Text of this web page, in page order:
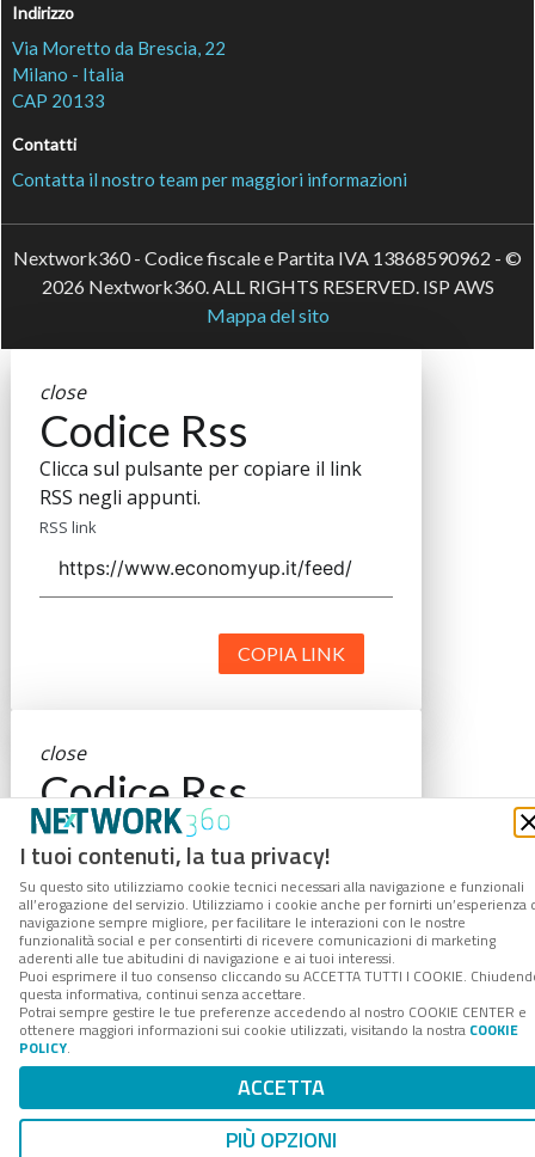
I tuoi contenuti, la tua privacy!
Su questo sito utilizziamo cookie tecnici necessari alla navigazione e funzionali
all’erogazione del servizio. Utilizziamo i cookie anche per fornirti un’esperienza
navigazione sempre migliore, per facilitare le interazioni con le nostre
funzionalità social e per consentirti di ricevere comunicazioni di marketing
aderenti alle tue abitudini di navigazione e ai tuoi interessi.
Puoi esprimere il tuo consenso cliccando su ACCETTA TUTTI I COOKIE.
questa informativa, continui senza accettare.
Potrai sempre gestire le tue preferenze accedendo al nostro COOKIE CENTER e
ottenere maggiori informazioni sui cookie utilizzati, visitando la nostra COOKIE
POLICY.
ACCETTA
PIÙ OPZIONI
Indirizzo
Via Moretto da Brescia, 22
Milano - Italia
CAP 20133
Contatti
Contatta il nostro team per maggiori informazioni
Nextwork360 - Codice fiscale e Partita IVA 13868590962 - ©
2026 Nextwork360. ALL RIGHTS RESERVED. ISP AWS
Mappa del sito
close
Codice Rss
Clicca sul pulsante per copiare il link
RSS negli appunti.
RSS link
COPIA LINK
close
Codice Rss
Clicca sul pulsante per copiare il link
RSS negli appunti.
RSS link
COPIA LINK